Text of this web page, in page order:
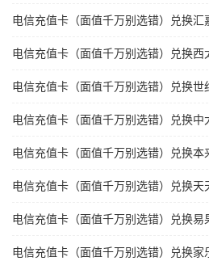
电信充值卡（面值千万别选错）兑换汇
电信充值卡（面值千万别选错）兑换西
电信充值卡（面值千万别选错）兑换世
电信充值卡（面值千万别选错）兑换中
电信充值卡（面值千万别选错）兑换本
电信充值卡（面值千万别选错）兑换天
电信充值卡（面值千万别选错）兑换易
电信充值卡（面值千万别选错）兑换家